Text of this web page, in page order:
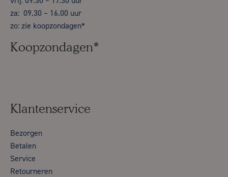
za: 09.30 – 16.00 uur
zo: zie koopzondagen*
Koopzondagen*
Klantenservice
Bezorgen
Betalen
Service
Retourneren